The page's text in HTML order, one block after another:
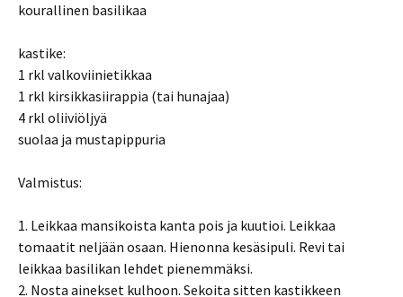
kourallinen basilikaa
kastike:
1 rkl valkoviinietikkaa
1 rkl kirsikkasiirappia (tai hunajaa)
4 rkl oliiviöljyä
suolaa ja mustapippuria
Valmistus:
1. Leikkaa mansikoista kanta pois ja kuutioi. Leikkaa
tomaatit neljään osaan. Hienonna kesäsipuli. Revi tai
leikkaa basilikan lehdet pienemmäksi.
2. Nosta ainekset kulhoon. Sekoita sitten kastikkeen